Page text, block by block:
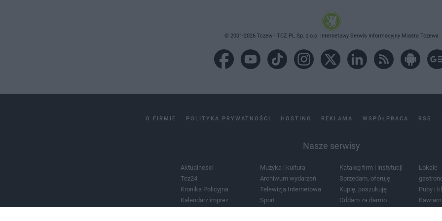
© 2001-2026 Tczew - TCZ.PL Sp. z o.o. Internetowy Serwis Informacyjny Miasta Tczewa
O FIRMIE POLITYKA PRYWATNOŚCI HOSTING REKLAMA WSPÓŁPRACA RSS
Nasze serwisy
Aktualności
Tcz24
Kronika Policyjna
Kalendarz imprez
Muzyka i kultura
Archiwum wydarzeń
Telewizja Internetowa
Sport
Katalog firm i instytucji
Sprzedam, oferuję
Kupię, poszukuję
Oddam za darmo
Lokale
Puby i